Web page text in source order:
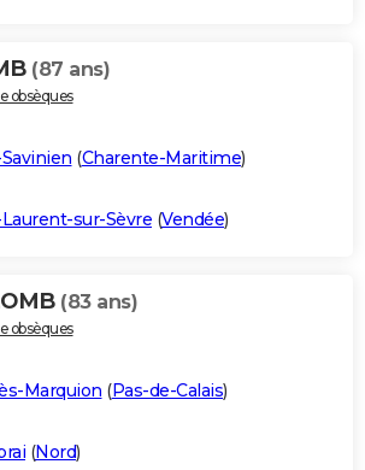
(87 ans)
obsèques
(Charente-Maritime)
sur-Sèvre (Vendée)
(83 ans)
obsèques
Marquion (Pas-de-Calais)
(Nord)